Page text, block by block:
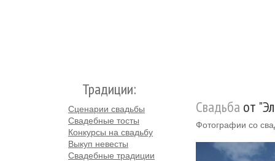
Традиции:
Сценарии свадьбы
Свадебные тосты
Конкурсы на свадьбу
Выкуп невесты
Свадебные традиции
Свадьба от
Фотографии со